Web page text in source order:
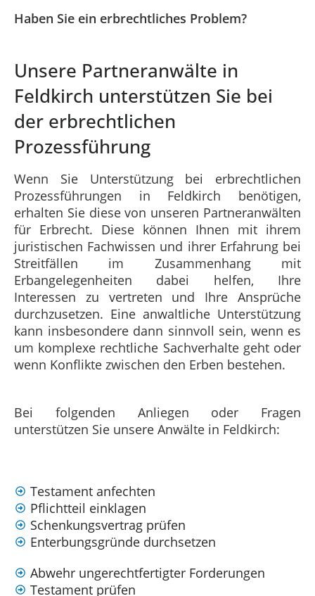
Haben Sie ein erbrechtliches Problem?
Unsere Partneranwälte in
Feldkirch unterstützen Sie bei
der erbrechtlichen
Prozessführung
Wenn Sie Unterstützung bei erbrechtlichen
Prozessführungen in Feldkirch benötigen,
erhalten Sie diese von unseren Partneranwälten
für Erbrecht. Diese können Ihnen mit ihrem
juristischen Fachwissen und ihrer Erfahrung bei
Streitfällen im Zusammenhang mit
Erbangelegenheiten dabei helfen, Ihre
Interessen zu vertreten und Ihre Ansprüche
durchzusetzen. Eine anwaltliche Unterstützung
kann insbesondere dann sinnvoll sein, wenn es
um komplexe rechtliche Sachverhalte geht oder
wenn Konflikte zwischen den Erben bestehen.
Bei folgenden Anliegen oder Fragen
unterstützen Sie unsere Anwälte in Feldkirch:
Testament anfechten
Pflichtteil einklagen
Schenkungsvertrag prüfen
Enterbungsgründe durchsetzen
Abwehr ungerechtfertigter Forderungen
Testament prüfen